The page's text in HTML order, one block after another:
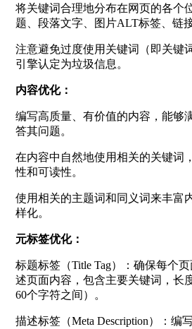
将关键词合理地分布在网页的各个
题、段落文字、图片ALT标签、链
注意避免过度使用关键词（即关键
引擎认定为垃圾信息。
内容优化：
编写高质量、有价值的内容，能够
答其问题。
在内容中自然地使用相关的关键词
性和可读性。
使用相关的主题词和同义词来丰富
样化。
元标签优化：
标题标签（Title Tag）：确保每个
述页面内容，包含主要关键词，长
60个字符之间）。
描述标签（Meta Description）：编